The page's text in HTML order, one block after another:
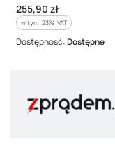
Cena brutto
255,90 zł
w tym %s VAT
w tym 23% VAT
Dostępność:Dostępne